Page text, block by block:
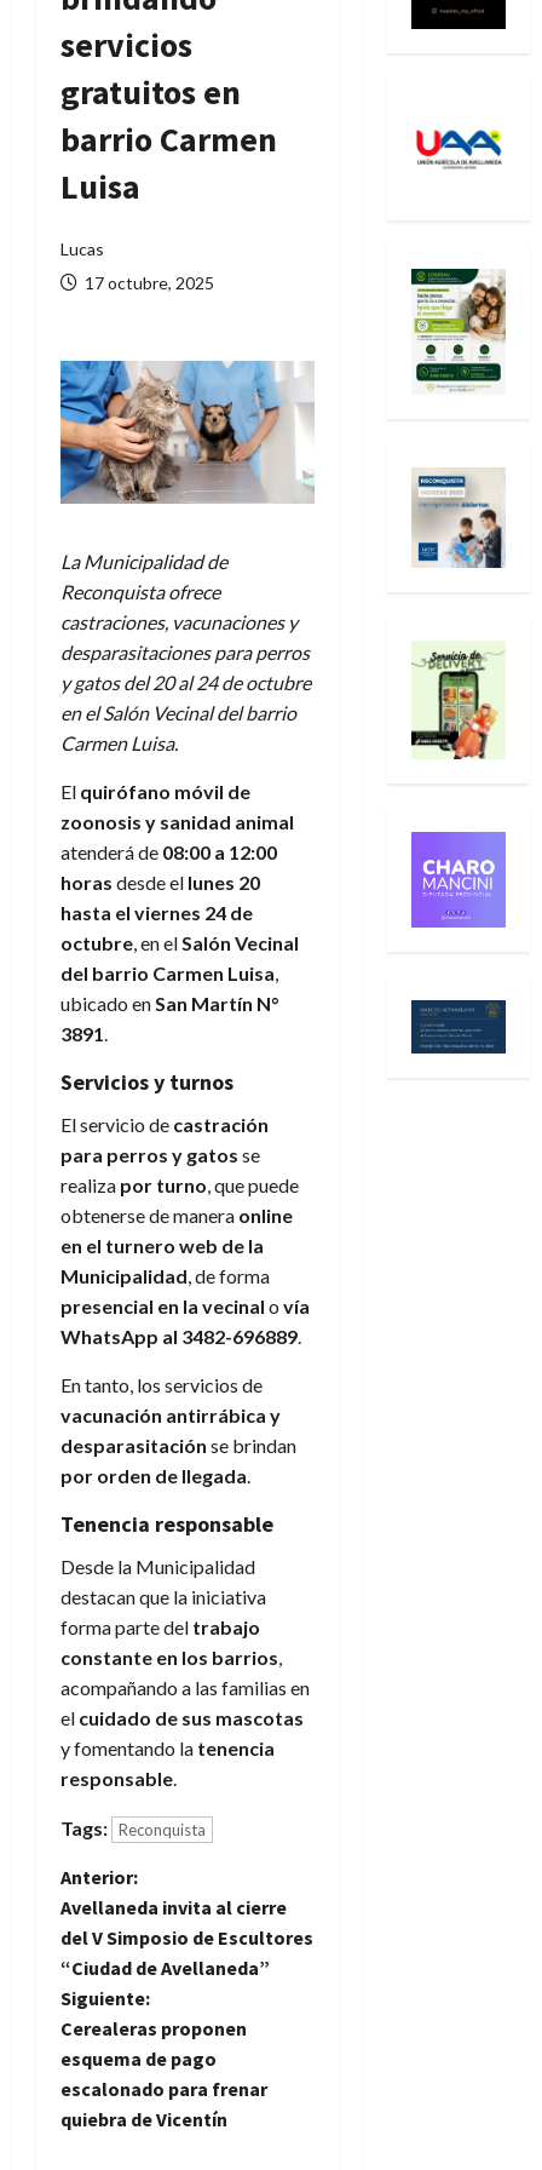
servicios
gratuitos en
barrio Carmen
Luisa
Lucas
17 octubre, 2025
La Municipalidad de
Reconquista ofrece
castraciones, vacunaciones y
desparasitaciones para perros
y gatos del 20 al 24 de octubre
en el Salón Vecinal del barrio
Carmen Luisa.
El quirófano móvil de
zoonosis y sanidad animal
atenderá de 08:00 a 12:00
horas desde el lunes 20
hasta el viernes 24 de
octubre, en elSalón Vecinal
del barrio Carmen Luisa,
ubicado enSan Martín N°
3891.
Servicios y turnos
El servicio de castración
para perros y gatos se
realiza por turno, que puede
obtenerse de manera online
en el turnero web de la
Municipalidad, de forma
presencial en la vecinal o vía
WhatsApp al 3482-696889.
En tanto, los servicios de
vacunación antirrábica y
desparasitación se brindan
por orden de llegada.
Tenencia responsable
Desde la Municipalidad
destacan que la iniciativa
forma parte del trabajo
constante en los barrios,
acompañando a las familias en
el cuidado de sus mascotas
y fomentando la tenencia
responsable.
Tags: Reconquista
N
a
v
e
g
a
Anterior:
Avellaneda invita al cierre
del V Simposio de Escultores
“Ciudad de Avellaneda”
Siguiente:
Cerealeras proponen
esquema de pago
escalonado para frenar
quiebra de Vicentín